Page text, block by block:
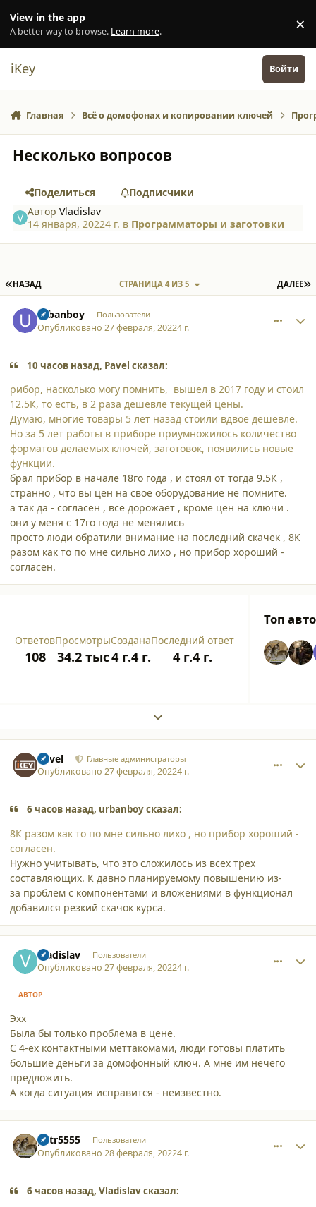
View in the app
A better way to browse. Learn more. ×
iKey Войти
Главная Всё о домофонах и копировании ключей
Несколько вопросов
Поделиться
Подписчики
АвторVladislav
14 января, 20224 г. в Программаторы и заготовки
ПЕРВАЯ СТРАНИЦА
НАЗАД ДАЛЕЕ
СТРАНИЦА 4 ИЗ 5
urbanboy Пользователи
Опубликовано27 февраля, 20224 г.
10 часов назад, Pavel сказал:
рибор, насколько могу помнить, вышел в 2017 году и стоил
12.5К, то есть, в 2 раза дешевле текущей цены.
Думаю, многие товары 5 лет назад стоили вдвое дешевле.
Но за 5 лет работы в приборе приумножилось количество
форматов делаемых ключей, заготовок, появились новые
функции.
брал прибор в начале 18го года , и стоял от тогда 9.5К ,
странно , что вы цен на свое оборудование не помните.
а так да - согласен , все дорожает , кроме цен на ключи .
они у меня с 17го года не менялись
просто люди обратили внимание на последний скачек , 8К
разом как то по мне сильно лихо , но прибор хороший -
согласен.
Ответов
108
Просмотры
34.2 тыс
Создана
4 г.4 г.
Последний ответ
4 г.4 г.
Топ
Expand topic overview
Pavel Главные администраторы
Опубликовано27 февраля, 20224 г.
6 часов назад, urbanboy сказал:
8К разом как то по мне сильно лихо , но прибор хороший -
согласен.
Нужно учитывать, что это сложилось из всех трех
составляющих. К давно планируемому повышению из-
за проблем с компонентами и вложениями в функционал
добавился резкий скачок курса.
Vladislav Пользователи
Опубликовано27 февраля, 20224 г.
АВТОР
Эхх
Была бы только проблема в цене.
С 4-ех контактными меттакомами, люди готовы платить
большие деньги за домофонный ключ. А мне им нечего
предложить.
А когда ситуация исправится - неизвестно.
petr5555 Пользователи
Опубликовано28 февраля, 20224 г.
6 часов назад, Vladislav сказал: